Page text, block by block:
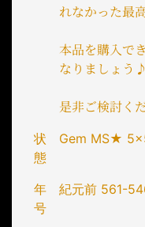
れなかった最
本品を購入で
なりましょう♪
是非ご検討く
状
態
Gem MS★
年
号
紀元前 561-